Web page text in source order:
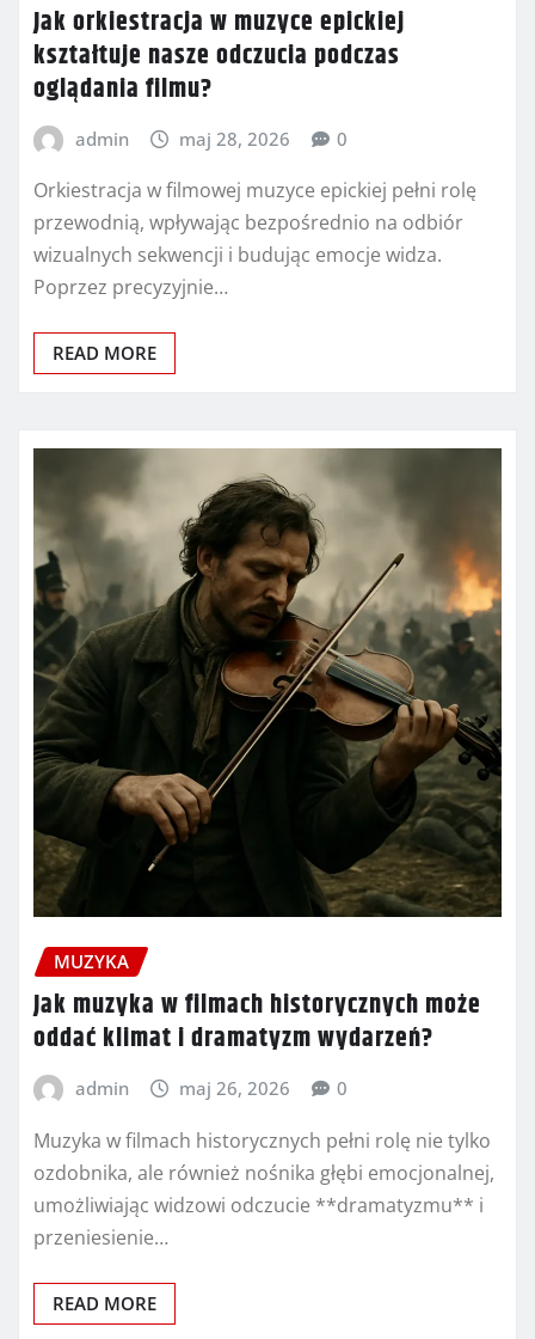
Jak orkiestracja w muzyce epickiej
kształtuje nasze odczucia podczas
oglądania filmu?
admin maj 28, 2026 0
Orkiestracja w filmowej muzyce epickiej pełni rolę
przewodnią, wpływając bezpośrednio na odbiór
wizualnych sekwencji i budując emocje widza.
Poprzez precyzyjnie…
READ MORE
MUZYKA
Jak muzyka w filmach historycznych może
oddać klimat i dramatyzm wydarzeń?
admin maj 26, 2026 0
Muzyka w filmach historycznych pełni rolę nie tylko
ozdobnika, ale również nośnika głębi emocjonalnej,
umożliwiając widzowi odczucie **dramatyzmu** i
przeniesienie…
READ MORE